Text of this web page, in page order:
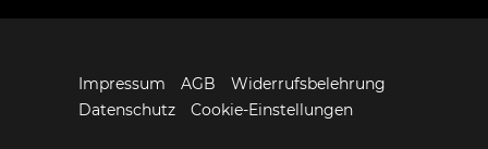
Impressum AGB
Widerrufsbelehrung
Datenschutz
Cookie-Einstellungen